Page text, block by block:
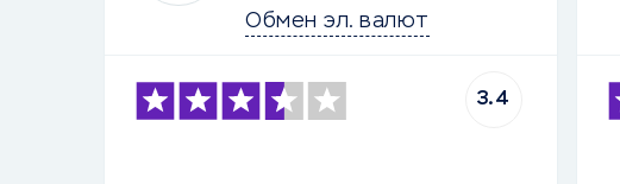
Обмен эл. валют
3.4